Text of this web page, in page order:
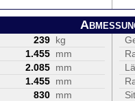
239 kg
1.455 mm
2.085 mm
1.455 mm
830 mm